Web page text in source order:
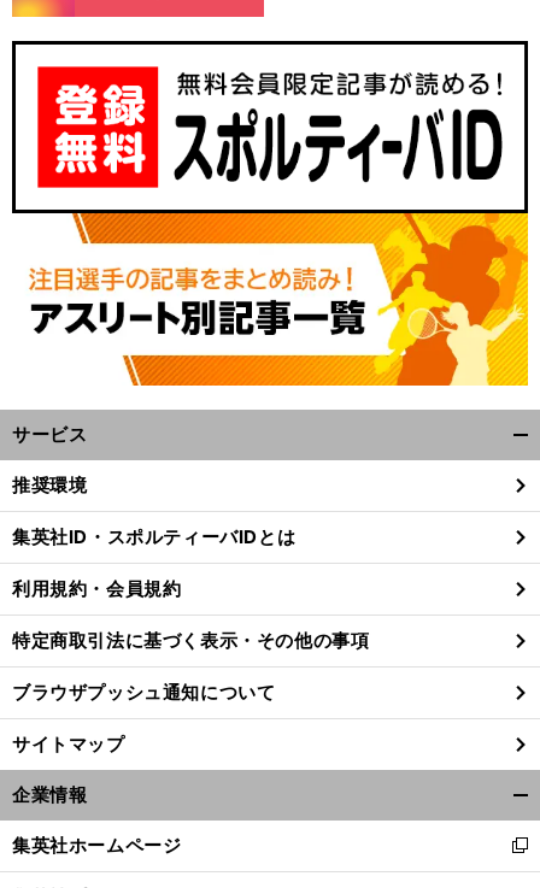
サービス
閉
る
推奨環境
集英社ID・スポルティーバIDとは
利用規約・会員規約
特定商取引法に基づく表示・その他の事項
ブラウザプッシュ通知について
サイトマップ
企業情報
閉
集英社ホームページ
新
し